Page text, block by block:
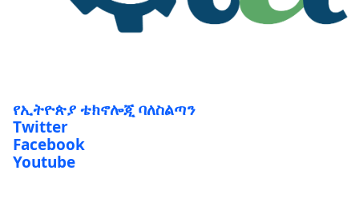
የኢትዮጵያ ቴክኖሎጂ ባለስልጣን
Twitter
Facebook
Youtube